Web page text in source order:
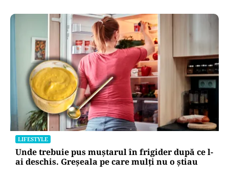
LIFESTYLE
Unde trebuie pus muștarul în frigider după ce l-
ai deschis. Greșeala pe care mulți nu o știau